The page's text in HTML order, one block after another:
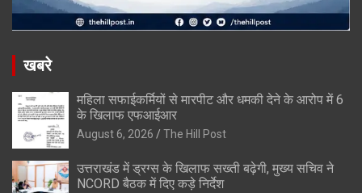
खबरे
महिला सफाईकर्मियों से मारपीट और धमकी देने के आरोप में 6
के खिलाफ एफआईआर
August 6, 2026 The Hill Post
उत्तराखंड में ड्रग्स के खिलाफ सख्ती बढ़ेगी, मुख्य सचिव ने
NCORD बैठक में दिए कड़े निर्देश